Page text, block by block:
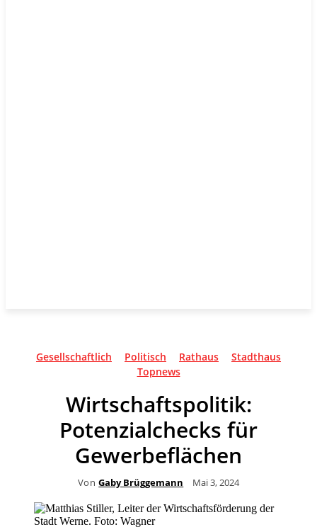
Gesellschaftlich Politisch Rathaus
Stadthaus
Topnews
Wirtschaftspolitik:
Potenzialchecks für
Gewerbeflächen
Von Gaby Brüggemann Mai 3, 2024